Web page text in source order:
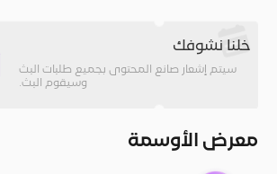
خلنا نشوفك
سيتم إشعار صانع المحتوى بجميع طلبات البث
وسيقوم البث.
معرض الأوسمة